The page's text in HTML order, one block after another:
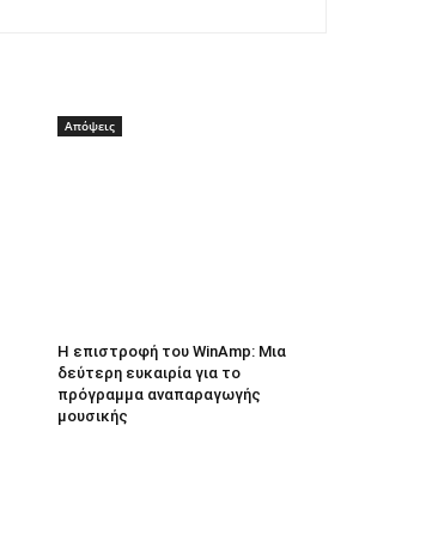
Απόψεις
Η επιστροφή του WinAmp: Μια
δεύτερη ευκαιρία για το
πρόγραμμα αναπαραγωγής
μουσικής